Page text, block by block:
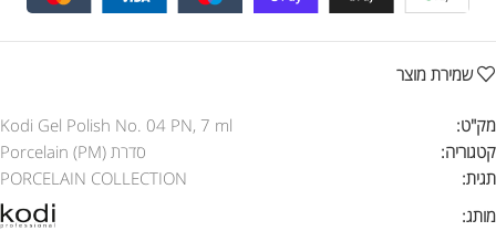
שמירת מוצר
מק"ט:
Kodi Gel Polish No. 04 PN, 7 ml
קטגוריה:
סדרת Porcelain (PM)
תגית:
PORCELAIN COLLECTION
מותג: